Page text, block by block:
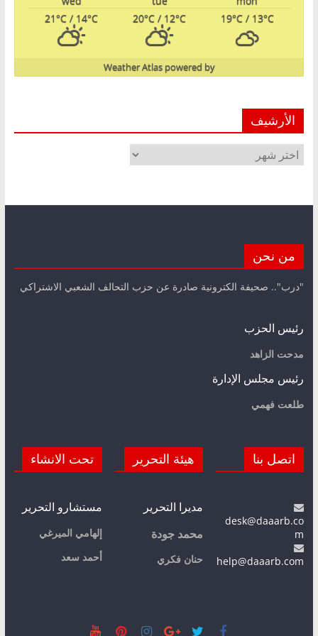
19°C/ 13°C
20°C / 12°C
21°C / 14°C
powered by
Weather Atlas
الأرشيف
الأرشيف
من نحن
"درب".. صحيفة الكترونية صادرة عن حزب التحالف الشعبي الاشتراكي
رئيس الحزب
مدحت الزاهد
رئيس مجلس الإدارة
طلعت فهمي
اتصل بنا
desk@daaarb.co
m
help@daaarb.com
هيئة التحرير
مديرا التحرير
محمد جودة
حنان فكري
تحت الانشاء
مستشارو التحرير
إلهامي الميرغي
أحمد سعد